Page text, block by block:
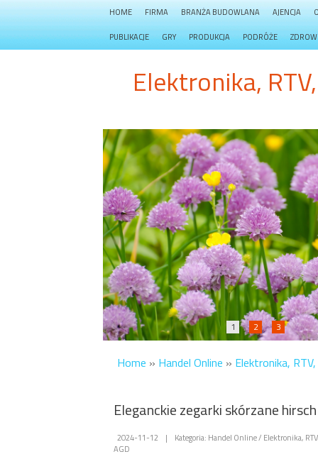
HOME FIRMA BRANŻA BUDOWLANA AJENCJA
PUBLIKACJE GRY PRODUKCJA PODRÓŻE
Elektronika,
1 2 3
Home » Handel Online » Elektronika,
Eleganckie zegarki skórzane hirsch
2024-11-12 |
Kategoria: Handel Online / Elektronika,
AGD